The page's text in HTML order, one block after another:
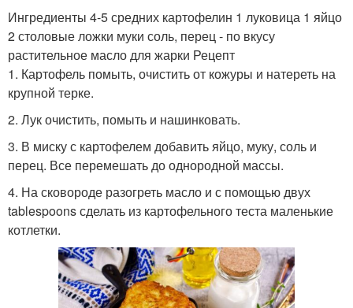
Ингредиенты 4-5 средних картофелин 1 луковица 1 яйцо
2 столовые ложки муки соль, перец - по вкусу
растительное масло для жарки Рецепт
1. Картофель помыть, очистить от кожуры и натереть на
крупной терке.
2. Лук очистить, помыть и нашинковать.
3. В миску с картофелем добавить яйцо, муку, соль и
перец. Все перемешать до однородной массы.
4. На сковороде разогреть масло и с помощью двух
tablespoons сделать из картофельного теста маленькие
котлетки.